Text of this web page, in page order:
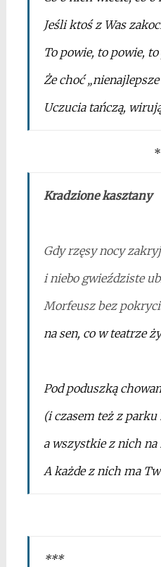
Jeśli ktoś z Was
To powie, to powie,
Że choć
Uczucia tańczą,
*
Kradzione kasztany
Gdy rzęsy nocy
i niebo gwieździste
Morfeusz bez
na sen, co w teatrze
Pod poduszką
(i czasem też z
a wszystkie z nich
A każde z nich ma
***